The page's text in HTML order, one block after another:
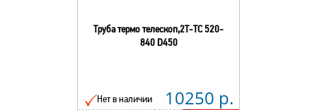
Труба термо телескоп,2Т-ТС 520-
840 D450
Нет в наличии 10250 р.